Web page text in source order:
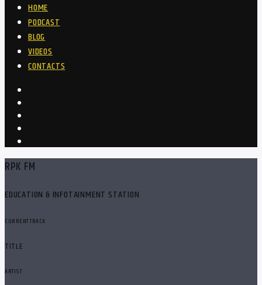
HOME
PODCAST
BLOG
VIDEOS
CONTACTS
RPK FM
EDUCATION & INFOTAINMENT STATION
CURRENT TRACK
TITLE
ARTIST